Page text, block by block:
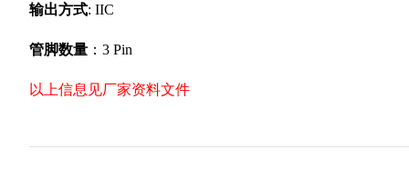
输出方式: IIC
管脚数量 ：3 Pin
以上信息见厂家资料文件